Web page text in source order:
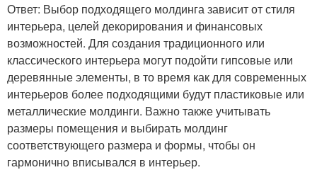
Ответ: Выбор подходящего молдинга зависит от стиля
интерьера, целей декорирования и финансовых
возможностей. Для создания традиционного или
классического интерьера могут подойти гипсовые или
деревянные элементы, в то время как для современных
интерьеров более подходящими будут пластиковые или
металлические молдинги. Важно также учитывать
размеры помещения и выбирать молдинг
соответствующего размера и формы, чтобы он
гармонично вписывался в интерьер.